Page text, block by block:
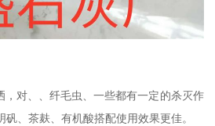
，对、、纤毛虫、一些都有一定的杀灭作
、茶麸、有机酸搭配使用效果更佳。